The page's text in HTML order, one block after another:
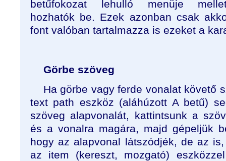
betűfokozat lehulló menüje
hozhatók be. Ezek azonban csak
font valóban tartalmazza is ezeket a
Görbe szöveg
Ha görbe vagy ferde vonalat követő
text path eszköz (aláhúzott A betű)
szöveg alapvonalát, kattintsunk a
és a vonalra magára, majd gépeljük
hogy az alapvonal látszódjék, de az
az item (kereszt, mozgató)